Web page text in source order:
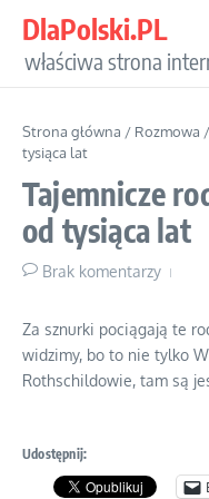
DlaPolski.PL
właściwa strona
Strona główna / Rozmowa /
tysiąca lat
Tajemnicze
od tysiąca lat
Brak komentarzy
Za sznurki pociągają te
widzimy, bo to nie tylko
Rothschildowie, tam są
Udostępnij: